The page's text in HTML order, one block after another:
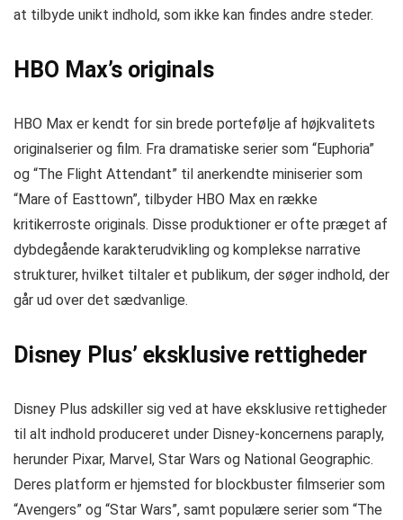
at tilbyde unikt indhold, som ikke kan findes andre steder.
HBO Max’s originals
HBO Max er kendt for sin brede portefølje af højkvalitets
originalserier og film. Fra dramatiske serier som “Euphoria”
og “The Flight Attendant” til anerkendte miniserier som
“Mare of Easttown”, tilbyder HBO Max en række
kritikerroste originals. Disse produktioner er ofte præget af
dybdegående karakterudvikling og komplekse narrative
strukturer, hvilket tiltaler et publikum, der søger indhold, der
går ud over det sædvanlige.
Disney Plus’ eksklusive rettigheder
Disney Plus adskiller sig ved at have eksklusive rettigheder
til alt indhold produceret under Disney-koncernens paraply,
herunder Pixar, Marvel, Star Wars og National Geographic.
Deres platform er hjemsted for blockbuster filmserier som
“Avengers” og “Star Wars”, samt populære serier som “The